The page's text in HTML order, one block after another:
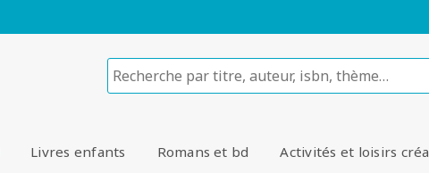
Livres enfants Romans et bd Activités et loisirs